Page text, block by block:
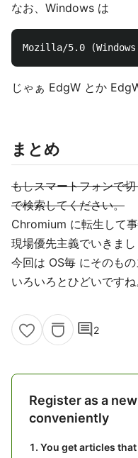
なお、Windows は
じゃぁ EdgW とか
まとめ
もしスマートフォンで
で検索してください。
Chromium に転生して事
現場優先主義でいきまし
今回は OS毎 にそのもの
いろいろとひどいですね
comment2
Register as a
conveniently
You get articles